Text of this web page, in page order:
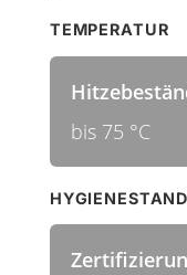
TEMPERATUR
bis 75 °C